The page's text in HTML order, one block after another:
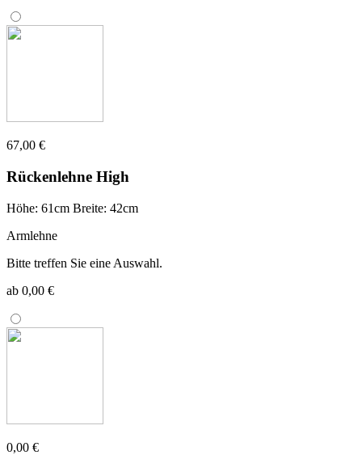
67,00 €
Rückenlehne High
Höhe: 61cm Breite: 42cm
Armlehne
Bitte treffen Sie eine Auswahl.
ab 0,00 €
0,00 €